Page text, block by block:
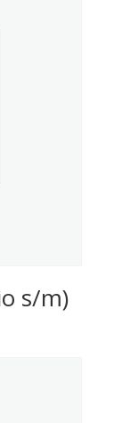
s/m)